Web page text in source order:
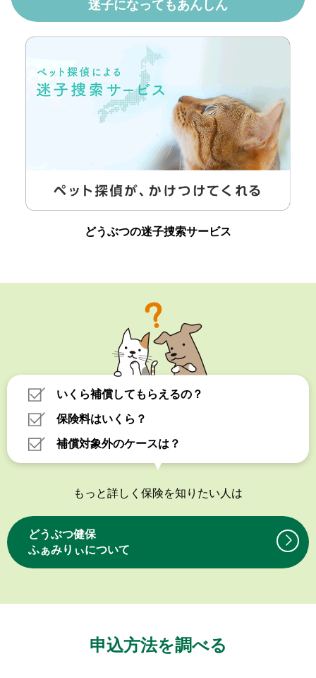
迷子になってもあんしん
どうぶつの迷子捜索サービス
いくら補償してもらえるの？
保険料はいくら？
補償対象外のケースは？
もっと詳しく保険を知りたい人は
どうぶつ健保
ふぁみりぃについて
申込方法を調べる